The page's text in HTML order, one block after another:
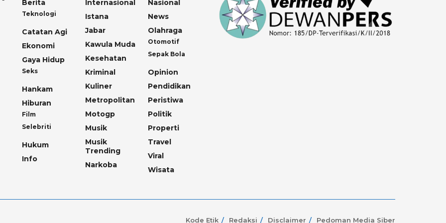
Berita
Teknologi
Catatan Agi
Ekonomi
Gaya Hidup
Seks
Hankam
Hiburan
Film
Selebriti
Hukum
Info
Internasional
Istana
Jabar
Kawula Muda
Kesehatan
Kriminal
Kuliner
Metropolitan
Motogp
Musik
Musik
Trending
Narkoba
Nasional
News
Olahraga
Otomotif
Sepak Bola
Opinion
Pendidikan
Peristiwa
Politik
Properti
Travel
Viral
Wisata
Kode Etik Redaksi Disclaimer Pedoman Media Siber